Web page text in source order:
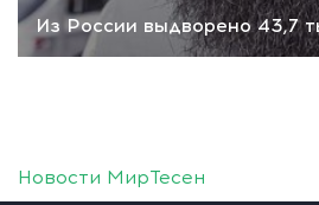
Из России выдворено 43,7
Новости МирТесен